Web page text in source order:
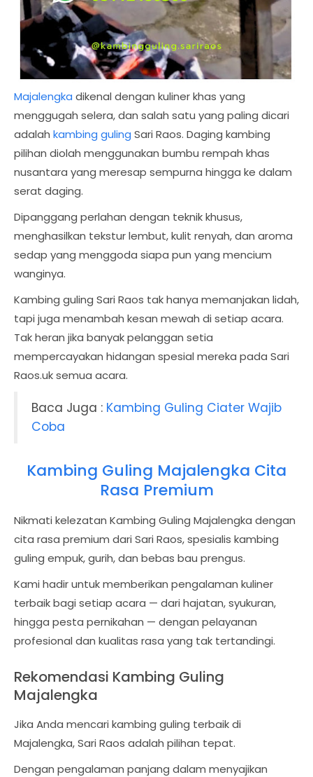
Majalengka dikenal dengan kuliner khas yang
menggugah selera, dan salah satu yang paling dicari
adalah kambing guling Sari Raos. Daging kambing
pilihan diolah menggunakan bumbu rempah khas
nusantara yang meresap sempurna hingga ke dalam
serat daging.
Dipanggang perlahan dengan teknik khusus,
menghasilkan tekstur lembut, kulit renyah, dan aroma
sedap yang menggoda siapa pun yang mencium
wanginya.
Kambing guling Sari Raos tak hanya memanjakan lidah,
tapi juga menambah kesan mewah di setiap acara.
Tak heran jika banyak pelanggan setia
mempercayakan hidangan spesial mereka pada Sari
Raos.uk semua acara.
Baca Juga : Kambing Guling Ciater Wajib
Coba
Kambing Guling Majalengka Cita
Rasa Premium
Nikmati kelezatan Kambing Guling Majalengka dengan
cita rasa premium dari Sari Raos, spesialis kambing
guling empuk, gurih, dan bebas bau prengus.
Kami hadir untuk memberikan pengalaman kuliner
terbaik bagi setiap acara — dari hajatan, syukuran,
hingga pesta pernikahan — dengan pelayanan
profesional dan kualitas rasa yang tak tertandingi.
Rekomendasi Kambing Guling
Majalengka
Jika Anda mencari kambing guling terbaik di
Majalengka, Sari Raos adalah pilihan tepat.
Dengan pengalaman panjang dalam menyajikan